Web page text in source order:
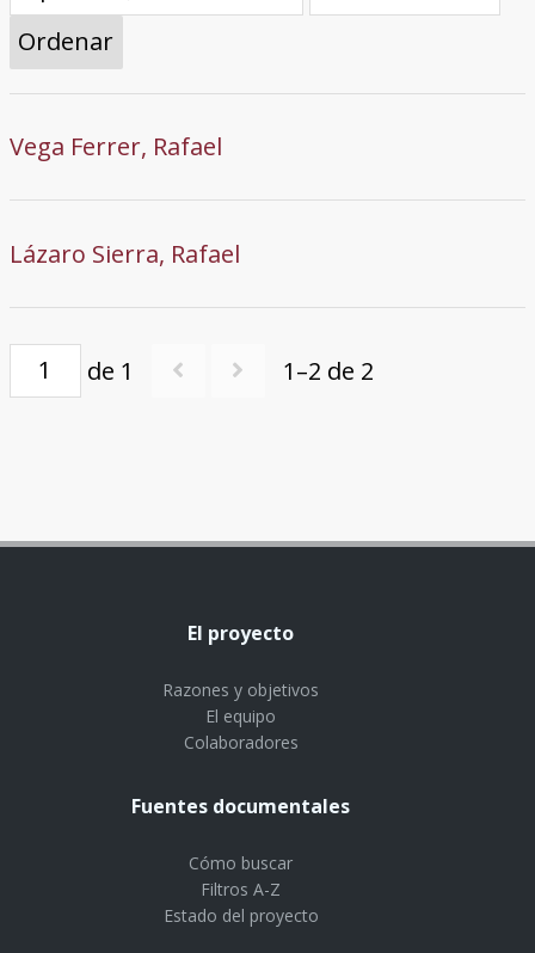
Ordenar
Vega Ferrer, Rafael
Lázaro Sierra, Rafael
de 1 1–2 de 2
El proyecto
Razones y objetivos
El equipo
Colaboradores
Fuentes documentales
Cómo buscar
Filtros A-Z
Estado del proyecto